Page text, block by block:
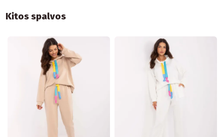
Kitos spalvos